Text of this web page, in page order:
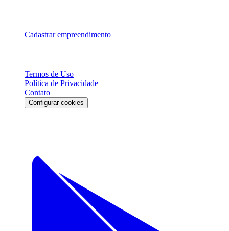
Cadastrar empreendimento
Termos de Uso
Política de Privacidade
Contato
Configurar cookies